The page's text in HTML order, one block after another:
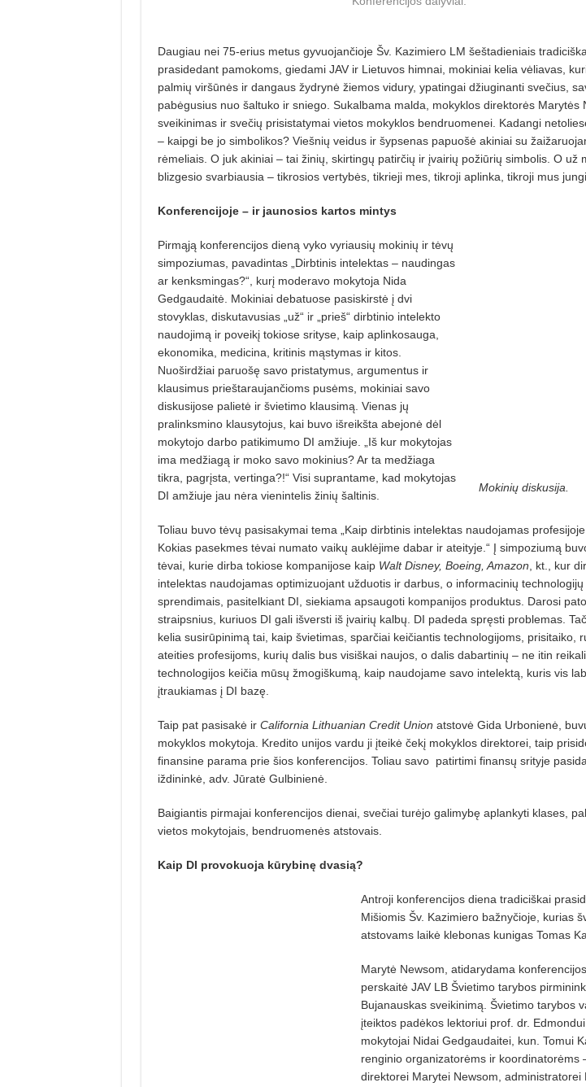
Daugiau nei 75-erius metus gyvuojančioje Šv. Kazimiero LM šeštadieniais
prasidedant pamokoms, giedami JAV ir Lietuvos himnai, mokiniai kelia vėliavas,
palmių viršūnės ir dangaus žydrynė žiemos vidury, ypatingai džiuginanti svečius,
pabėgusius nuo šaltuko ir sniego. Sukalbama malda, mokyklos direktorės Marytės
sveikinimas ir svečių prisistatymai vietos mokyklos bendruomenei. Kadangi
– kaipgi be jo simbolikos? Viešnių veidus ir šypsenas papuošė akiniai su
rėmeliais. O juk akiniai – tai žinių, skirtingų patirčių ir įvairių požiūrių simbolis. O už
blizgesio svarbiausia – tikrosios vertybės, tikrieji mes, tikroji aplinka, tikroji mus
Konferencijoje – ir jaunosios kartos mintys
Mokinių diskusija.
Pirmąją konferencijos dieną vyko vyriausių mokinių ir tėvų
simpoziumas, pavadintas „Dirbtinis intelektas – naudingas
ar kenksmingas?“, kurį moderavo mokytoja Nida
Gedgaudaitė. Mokiniai debatuose pasiskirstė į dvi
stovyklas, diskutavusias „už“ ir „prieš“ dirbtinio intelekto
naudojimą ir poveikį tokiose srityse, kaip aplinkosauga,
ekonomika, medicina, kritinis mąstymas ir kitos.
Nuoširdžiai paruošę savo pristatymus, argumentus ir
klausimus prieštaraujančioms pusėms, mokiniai savo
diskusijose palietė ir švietimo klausimą. Vienas jų
pralinksmino klausytojus, kai buvo išreikšta abejonė dėl
mokytojo darbo patikimumo DI amžiuje. „Iš kur mokytojas
ima medžiagą ir moko savo mokinius? Ar ta medžiaga
tikra, pagrįsta, vertinga?!“ Visi suprantame, kad mokytojas
DI amžiuje jau nėra vienintelis žinių šaltinis.
Toliau buvo tėvų pasisakymai tema „Kaip dirbtinis intelektas naudojamas
Kokias pasekmes tėvai numato vaikų auklėjime dabar ir ateityje.“ Į simpoziumą
tėvai, kurie dirba tokiose kompanijose kaip Walt Disney, Boeing, Amazon , kt., kur
intelektas naudojamas optimizuojant užduotis ir darbus, o informacinių technologijų
sprendimais, pasitelkiant DI, siekiama apsaugoti kompanijos produktus. Darosi
straipsnius, kuriuos DI gali išversti iš įvairių kalbų. DI padeda spręsti problemas.
kelia susirūpinimą tai, kaip švietimas, sparčiai keičiantis technologijoms, prisitaiko,
ateities profesijoms, kurių dalis bus visiškai naujos, o dalis dabartinių – ne itin
technologijos keičia mūsų žmogiškumą, kaip naudojame savo intelektą, kuris vis
įtraukiamas į DI bazę.
Taip pat pasisakė ir California Lithuanian Credit Union atstovė Gida Urbonienė,
mokyklos mokytoja. Kredito unijos vardu ji įteikė čekį mokyklos direktorei, taip
finansine parama prie šios konferencijos. Toliau savo patirtimi finansų srityje
iždininkė, adv. Jūratė Gulbinienė.
Baigiantis pirmajai konferencijos dienai, svečiai turėjo galimybę aplankyti klases,
vietos mokytojais, bendruomenės atstovais.
Kaip DI provokuoja kūrybinę dvasią?
Antroji konferencijos diena tradiciškai
Mišiomis Šv. Kazimiero bažnyčioje, kurias
atstovams laikė klebonas kunigas Tomas
Marytė Newsom, atidarydama
perskaitė JAV LB Švietimo tarybos
Bujanauskas sveikinimą. Švietimo tarybos
įteiktos padėkos lektoriui prof. dr. Edmondui
mokytojai Nidai Gedgaudaitei, kun. Tomui
renginio organizatorėms ir koordinatorėms
direktorei Marytei Newsom, administratorei